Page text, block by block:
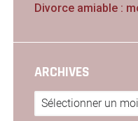
Divorce amiable :
ARCHIVES
Archives